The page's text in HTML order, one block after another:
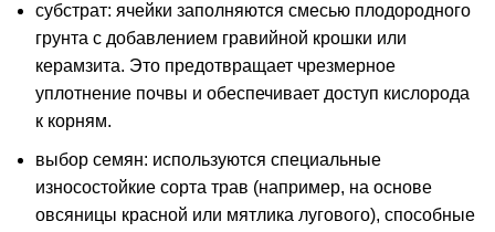
субстрат: ячейки заполняются смесью плодородного
грунта с добавлением гравийной крошки или
керамзита. Это предотвращает чрезмерное
уплотнение почвы и обеспечивает доступ кислорода
к корням.
выбор семян: используются специальные
износостойкие сорта трав (например, на основе
овсяницы красной или мятлика лугового), способные